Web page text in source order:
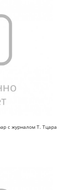
с журналом Т. Тцара